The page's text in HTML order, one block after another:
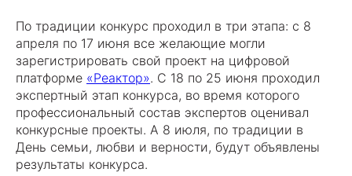
По традиции конкурс проходил в три этапа: c 8
апреля по 17 июня все желающие могли
зарегистрировать свой проект на цифровой
платформе «Реактор». С 18 по 25 июня проходил
экспертный этап конкурса, во время которого
профессиональный состав экспертов оценивал
конкурсные проекты. А 8 июля, по традиции в
День семьи, любви и верности, будут объявлены
результаты конкурса.